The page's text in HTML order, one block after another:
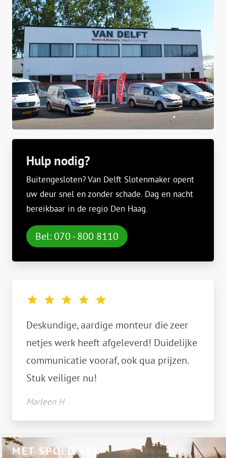
Hulp nodig?
Buitengesloten? Van Delft Slotenmaker opent
uw deur snel en zonder schade. Dag en nacht
bereikbaar in de regio Den Haag.
Bel: 070 - 800 8110
Deskundige, aardige monteur die zeer
netjes werk heeft afgeleverd! Duidelijke
communicatie vooraf, ook qua prijzen.
Stuk veiliger nu!
Marleen H
MET SPOED EEN